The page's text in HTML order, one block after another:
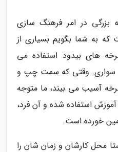
بزرگی در امر فرهنگ سازی
به شما بگویم بسیاری از
های بیدود استفاده می
سواری. وقتی که سمت چپ و
آسیب می بیند، ما متوجه
استفاده شده و آن فرد،
خورده است.
محل کارشان و زمان شان را